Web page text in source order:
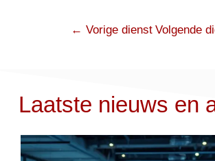
← Vorige dienst Volgende
Laatste nieuws en